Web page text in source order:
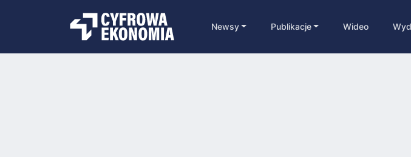
Newsy Publikacje Wideo